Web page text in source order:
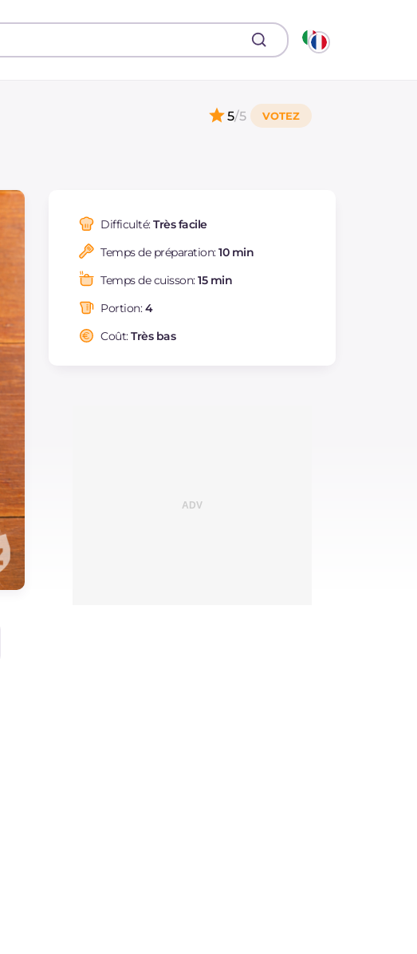
5/5
Difficulté:Très facile
Temps de préparation:10 min
Temps de cuisson:15 min
Portion:4
Coût:Très bas